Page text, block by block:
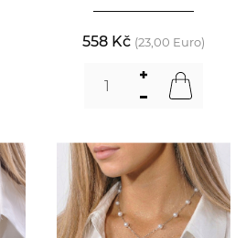
558 Kč (23,00 Euro)